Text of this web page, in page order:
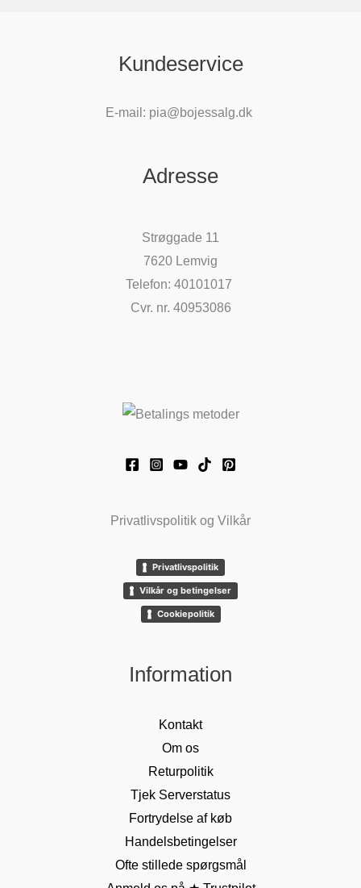
Kundeservice
E-mail: pia@bojessalg.dk
Adresse
Strøggade 11
7620 Lemvig
Telefon: 40101017
Cvr. nr. 40953086
Privatlivspolitik og Vilkår
Privatlivspolitik
Vilkår og betingelser
Cookiepolitik
Information
Kontakt
Om os
Returpolitik
Tjek Serverstatus
Fortrydelse af køb
Handelsbetingelser
Ofte stillede spørgsmål